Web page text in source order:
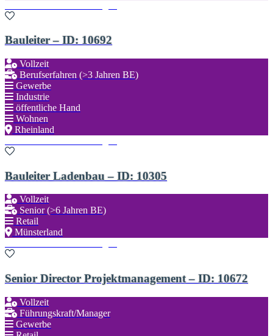
Bauleiter – ID: 10692
Vollzeit
Berufserfahren (>3 Jahren BE)
Gewerbe
Industrie
öffentliche Hand
Wohnen
Rheinland
Bauleiter Ladenbau – ID: 10305
Vollzeit
Senior (>6 Jahren BE)
Retail
Münsterland
Senior Director Projektmanagement – ID: 10672
Vollzeit
Führungskraft/Manager
Gewerbe